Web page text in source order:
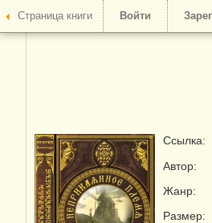
Страница книги Войти
Ссылка:
Автор:
Жанр:
Размер: